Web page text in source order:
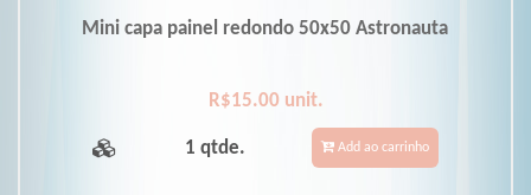
Mini capa painel redondo 50x50 Astronauta
R$15.00 unit.
1 qtde. Add ao carrinho